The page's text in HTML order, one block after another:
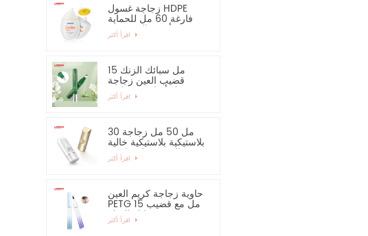
زجاجة غسول HDPE
فارغة 60 مل للحماية
من أشعة الشمس -
نوصي بشدة
15 مل سبائك الزنك
قضيب العين زجاجة
مصل أساسي وحاوية
30 مل 50 مل زجاجة
بلاستيكية بلاستيكية خالية
من الرش زجاجة كريم
اليد واقية من الشمس
حاوية زجاجة كريم العين
PETG 15 مل مع قضيب
سبائك الزنك